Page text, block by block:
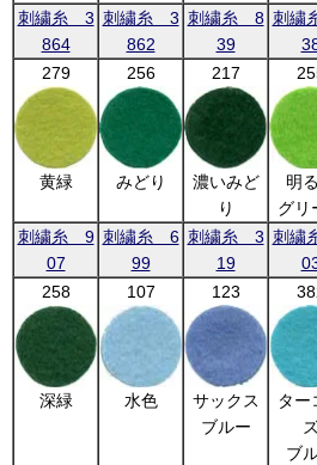
刺繍糸 3
864
刺繍糸 3
862
刺繍糸 8
39
刺繍
279
黄緑
256
みどり
217
濃いみど
り
明
グリ
刺繍糸 9
07
刺繍糸 6
99
刺繍糸 3
19
刺繍
258
深緑
107
水色
123
サックス
ブルー
ター
ブ